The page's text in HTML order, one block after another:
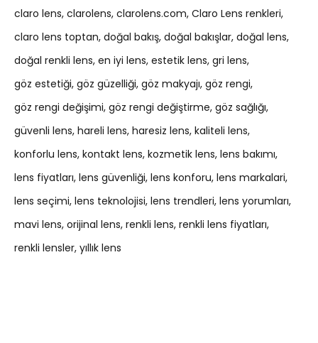
claro lens clarolens clarolens.com Claro Lens renkleri
claro lens toptan doğal bakış doğal bakışlar doğal lens
doğal renkli lens en iyi lens estetik lens gri lens
göz estetiği göz güzelliği göz makyajı göz rengi
göz rengi değişimi göz rengi değiştirme göz sağlığı
güvenli lens hareli lens haresiz lens kaliteli lens
konforlu lens kontakt lens kozmetik lens lens bakımı
lens fiyatları lens güvenliği lens konforu lens markalari
lens seçimi lens teknolojisi lens trendleri lens yorumları
mavi lens orijinal lens renkli lens renkli lens fiyatları
renkli lensler yıllık lens